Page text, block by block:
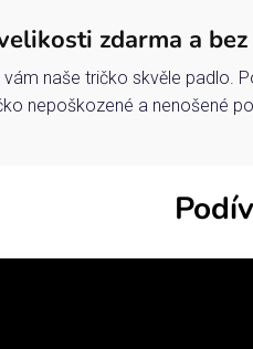
zdarma a
vám naše tričko skvěle padlo.
nepoškozené a nenošené